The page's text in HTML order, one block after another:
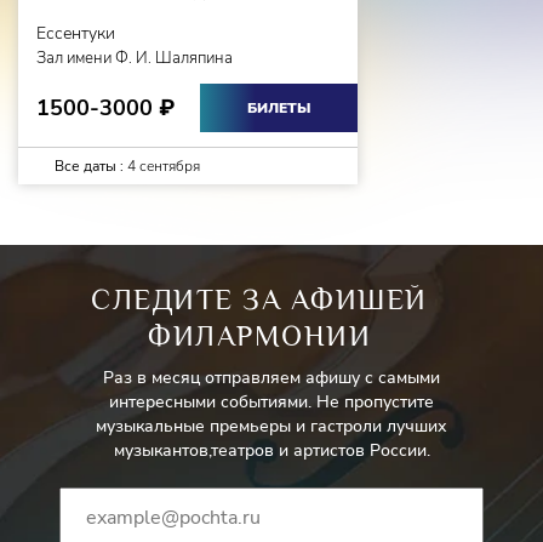
Панталоне деи Бизоньози
Клариче) -Виктор Журавлев
Доктор Ломбарди(отец Сильвио) - Лауреат
международных театральных конкурсов и
фестивалей Игорь Дробышев
Панталоне) - Дипломант III Национальной оперной
премии "Онегин", Лауреат международных конкурсов
Наталья Старкова
Бригелла
Элеонора Кипренская
Уличный певец, продавец масок-Иван Буянец
Дарина Темирбулатова, Марина Кузнецова, Евгения
Ессентуки
Зал имени Ф. И. Шаляпина
1500-3000 ₽ БИЛЕТЫ
Все даты : 4 сентября
СЛЕДИТЕ ЗА АФИШЕЙ
ФИЛАРМОНИИ
Раз в месяц отправляем афишу с самыми
интересными событиями. Не пропустите
музыкальные премьеры и гастроли лучших
музыкантов,театров и артистов России.